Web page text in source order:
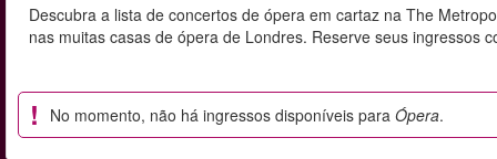
Descubra a lista de concertos de ópera em cartaz na The
nas muitas casas de ópera de Londres. Reserve seus ingressos
No momento, não há ingressos disponíveis para Ópera.